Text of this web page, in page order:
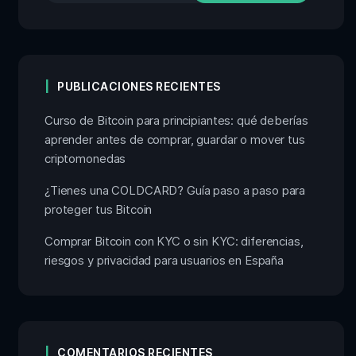
PUBLICACIONES RECIENTES
Curso de Bitcoin para principiantes: qué deberías
aprender antes de comprar, guardar o mover tus
criptomonedas
¿Tienes una COLDCARD? Guía paso a paso para
proteger tus Bitcoin
Comprar Bitcoin con KYC o sin KYC: diferencias,
riesgos y privacidad para usuarios en España
COMENTARIOS RECIENTES